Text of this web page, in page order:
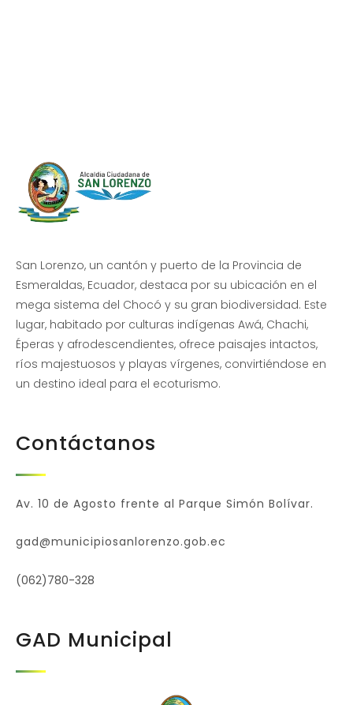
San Lorenzo, un cantón y puerto de la Provincia de
Esmeraldas, Ecuador, destaca por su ubicación en el
mega sistema del Chocó y su gran biodiversidad. Este
lugar, habitado por culturas indígenas Awá, Chachi,
Éperas y afrodescendientes, ofrece paisajes intactos,
ríos majestuosos y playas vírgenes, convirtiéndose en
un destino ideal para el ecoturismo.
Contáctanos
Av. 10 de Agosto frente al Parque Simón Bolívar.
gad@municipiosanlorenzo.gob.ec
(062)780-328
GAD Municipal